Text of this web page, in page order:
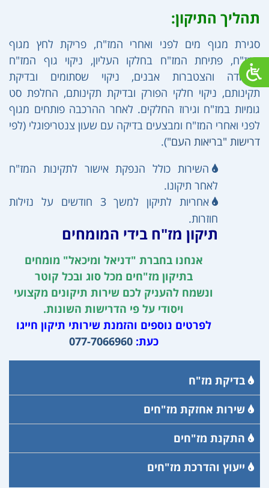
תהליך התיקון:
סגירת מגוף מים לפני ואחרי המז"ח, פריקת לחץ מגוף
המז"ח, פתיחת המז"ח בחלקו העליון, ניקוי גוף המז"ח
מחלודה והצטברות אבנים, ניקוי שסתומים ובדיקת
תקינותם, ניקוי חלקי הפורק ובדיקת תקינותם, החלפת סט
גומיות במז"ח וגירוז החלקים. לאחר ההרכבה פותחים מגוף
לפני ואחרי המז"ח ומבצעים בדיקה עם שעון צנטריפוגלי (לפי
דרישות "בריאות העם").
השירות כולל הנפקת אישור לתקינות המז"ח
לאחר תיקונו.
אחריות לתיקון למשך 3 חודשים על נזילות
חוזרות.
תיקון מז"ח בידי המומחים
אנחנו בחברת "דניאל ומיכאל" מומחים
בתיקון מז"חים מכל סוג ובכל קוטר
ונשמח להעניק לכם שירות תיקונים מקצועי
ויסודי על פי הדרישות השונות.
לפרטים נוספים והזמנת שירותי תיקון חייגו
כעת:077-7066960
בדיקת מז"ח
שירות אחזקת מז"חים
התקנת מז"חים
ייעוץ והדרכת מז"חים